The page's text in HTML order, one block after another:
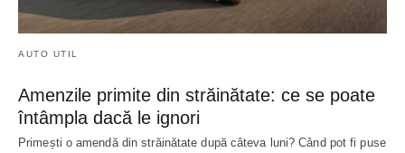
AUTO UTIL
Amenzile primite din străinătate: ce se poate
întâmpla dacă le ignori
Primești o amendă din străinătate după câteva luni? Când pot fi puse